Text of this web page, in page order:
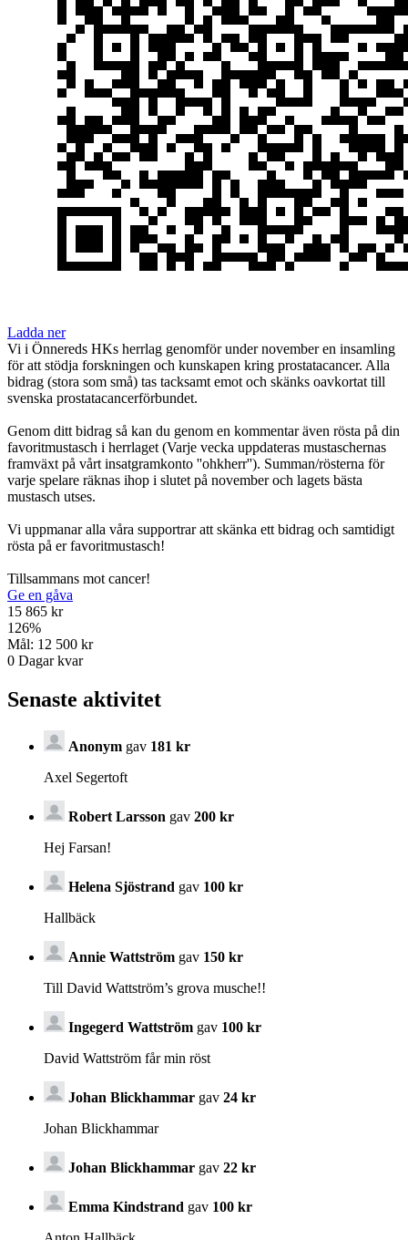
Ladda ner
Vi i Önnereds HKs herrlag genomför under november en insamling
för att stödja forskningen och kunskapen kring prostatacancer. Alla
bidrag (stora som små) tas tacksamt emot och skänks oavkortat till
svenska prostatacancerförbundet.
Genom ditt bidrag så kan du genom en kommentar även rösta på din
favoritmustasch i herrlaget (Varje vecka uppdateras mustaschernas
framväxt på vårt insatgramkonto ''ohkherr''). Summan/rösterna för
varje spelare räknas ihop i slutet på november och lagets bästa
mustasch utses.
Vi uppmanar alla våra supportrar att skänka ett bidrag och samtidigt
rösta på er favoritmustasch!
Tillsammans mot cancer!
Ge en gåva
15 865 kr
126%
Mål: 12 500 kr
0 Dagar kvar
Senaste aktivitet
Anonym gav 181 kr
Axel Segertoft
Robert Larsson gav 200 kr
Hej Farsan!
Helena Sjöstrand gav 100 kr
Hallbäck
Annie Wattström gav 150 kr
Till David Wattström’s grova musche!!
Ingegerd Wattström gav 100 kr
David Wattström får min röst
Johan Blickhammar gav 24 kr
Johan Blickhammar
Johan Blickhammar gav 22 kr
Emma Kindstrand gav 100 kr